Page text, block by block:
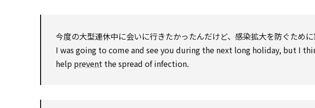
今度の大型連休中に会いに行きたかったんだけど、感染拡大を防ぐために
I was going to come and see you during the next long holiday, but I
help prevent the spread of infection.